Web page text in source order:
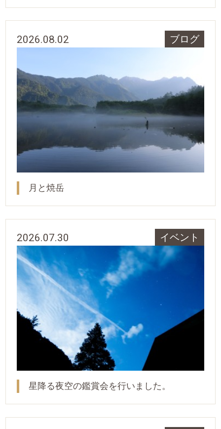
2026.08.02 ブログ
月と焼岳
2026.07.30 イベント
星降る夜空の鑑賞会を行いました。